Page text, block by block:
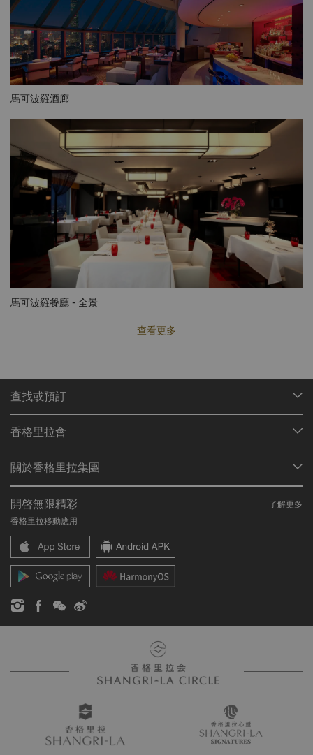
馬可波羅酒廊
馬可波羅餐廳 - 全景
查看更多
查找或預訂
查找預訂
餐廳與酒吧
香格里拉會
加入香格里拉會
常見問題
聯絡我們
關於香格里拉集團
我們的酒店品牌
香格里拉中心
香格里拉公寓
聯繫方式
職業發展
企業社會責任
新聞稿
開啓無限精彩
了解更多
香格里拉移動應用